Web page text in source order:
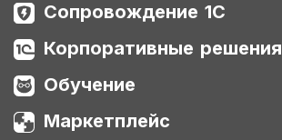
Сопровождение 1С
Корпоративные решения
Обучение
Маркетплейс